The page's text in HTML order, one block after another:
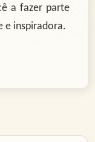
a fazer parte
e inspiradora.